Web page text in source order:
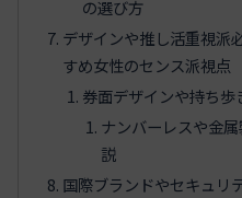
の選び方
デザインや推し活重視派
すめ女性のセンス派視点
券面デザインや持ち歩
ナンバーレスや金
説
国際ブランドやセキュリ